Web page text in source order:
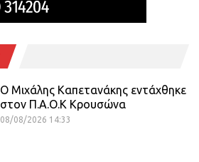
O Mιχάλης Καπετανάκης εντάχθηκε
στον Π.Α.Ο.Κ Κρουσώνα
08/08/2026 14:33